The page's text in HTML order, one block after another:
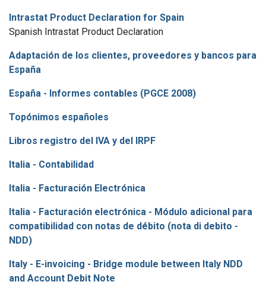
Intrastat Product Declaration for Spain
Spanish Intrastat Product Declaration
Adaptación de los clientes, proveedores y bancos para
España
España - Informes contables (PGCE 2008)
Topónimos españoles
Libros registro del IVA y del IRPF
Italia - Contabilidad
Italia - Facturación Electrónica
Italia - Facturación electrónica - Módulo adicional para
compatibilidad con notas de débito (nota di debito -
NDD)
Italy - E-invoicing - Bridge module between Italy NDD
and Account Debit Note